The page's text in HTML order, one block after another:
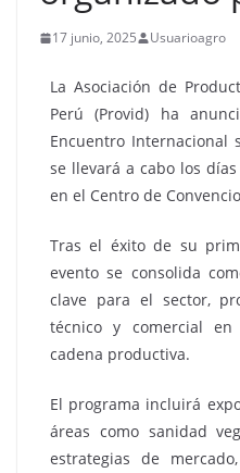
17 junio, 2025 Usuarioagro
La Asociación de
Perú (Provid) ha
Encuentro Internacional
se llevará a cabo los
en el Centro de
Tras el éxito de su
evento se consolida
clave para el sector,
técnico y comercial
cadena productiva.
El programa incluirá
áreas como sanidad
estrategias de